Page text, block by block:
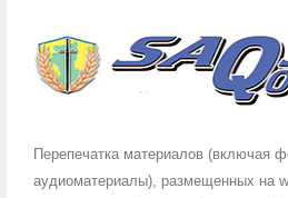
Перепечатка материалов (включая
аудиоматериалы), размещенных на